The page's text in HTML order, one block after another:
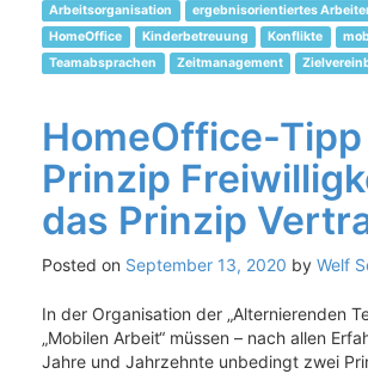
Arbeitsorganisation
ergebnisorientiertes
HomeOffice
Kinderbetreuung Konflikte
Teamabsprachen
Zeitmanagement
HomeOffice-Tipp
Prinzip
das Prinzip
Posted on September 13, 2020 by Welf
In der Organisation der „Alternierenden
„Mobilen Arbeit“ müssen – nach allen
Jahre und Jahrzehnte unbedingt zwei